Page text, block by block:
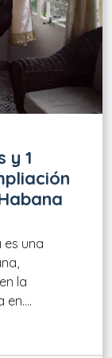
y 1
es una
la